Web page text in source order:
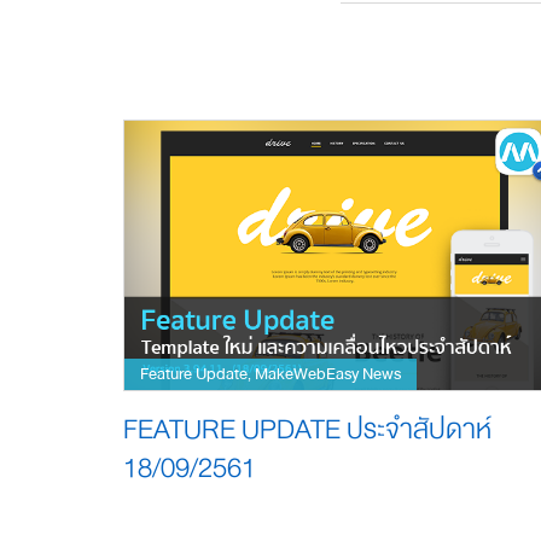
Feature Update,MakeWebEasy News
FEATURE UPDATE ประจำสัปดาห์
18/09/2561